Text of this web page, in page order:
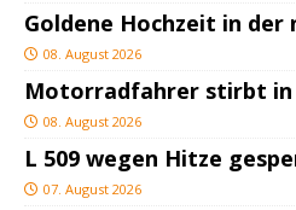
Goldene Hochzeit in der
08. August 2026
Motorradfahrer stirbt in
08. August 2026
L 509 wegen Hitze
07. August 2026